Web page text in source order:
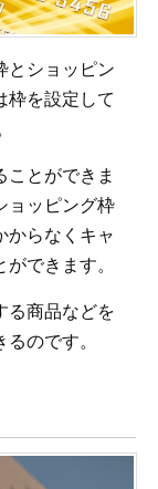
とショッピン
枠を設定して
ことができま
ョッピング枠
からなくキャ
できます。
る商品などを
のです。